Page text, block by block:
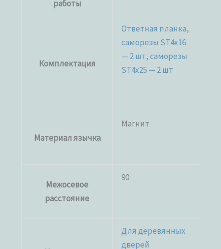
работы
Комплектация
Ответная планка,
саморезы ST4x16
— 2 шт, саморезы
ST4x25 — 2 шт
Материал язычка
Магнит
Межосевое
расстояние
90
Для деревянных
дверей